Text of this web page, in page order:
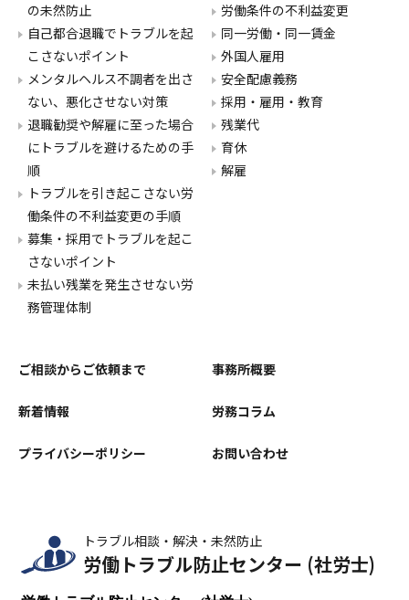
トラブル相談・解決・未然防止
労働トラブル防止センター (社労士)
の未然防止
自己都合退職でトラブルを起
こさないポイント
メンタルヘルス不調者を出さ
ない、悪化させない対策
退職勧奨や解雇に至った場合
にトラブルを避けるための手
順
トラブルを引き起こさない労
働条件の不利益変更の手順
募集・採用でトラブルを起こ
さないポイント
未払い残業を発生させない労
務管理体制
労働条件の不利益変更
同一労働・同一賃金
外国人雇用
安全配慮義務
採用・雇用・教育
残業代
育休
解雇
ご相談からご依頼まで 事務所概要
新着情報 労務コラム
プライバシーポリシー お問い合わせ